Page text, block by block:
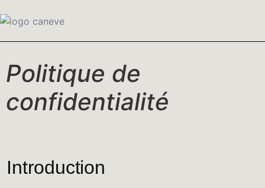
Politique de
confidentialité
Introduction